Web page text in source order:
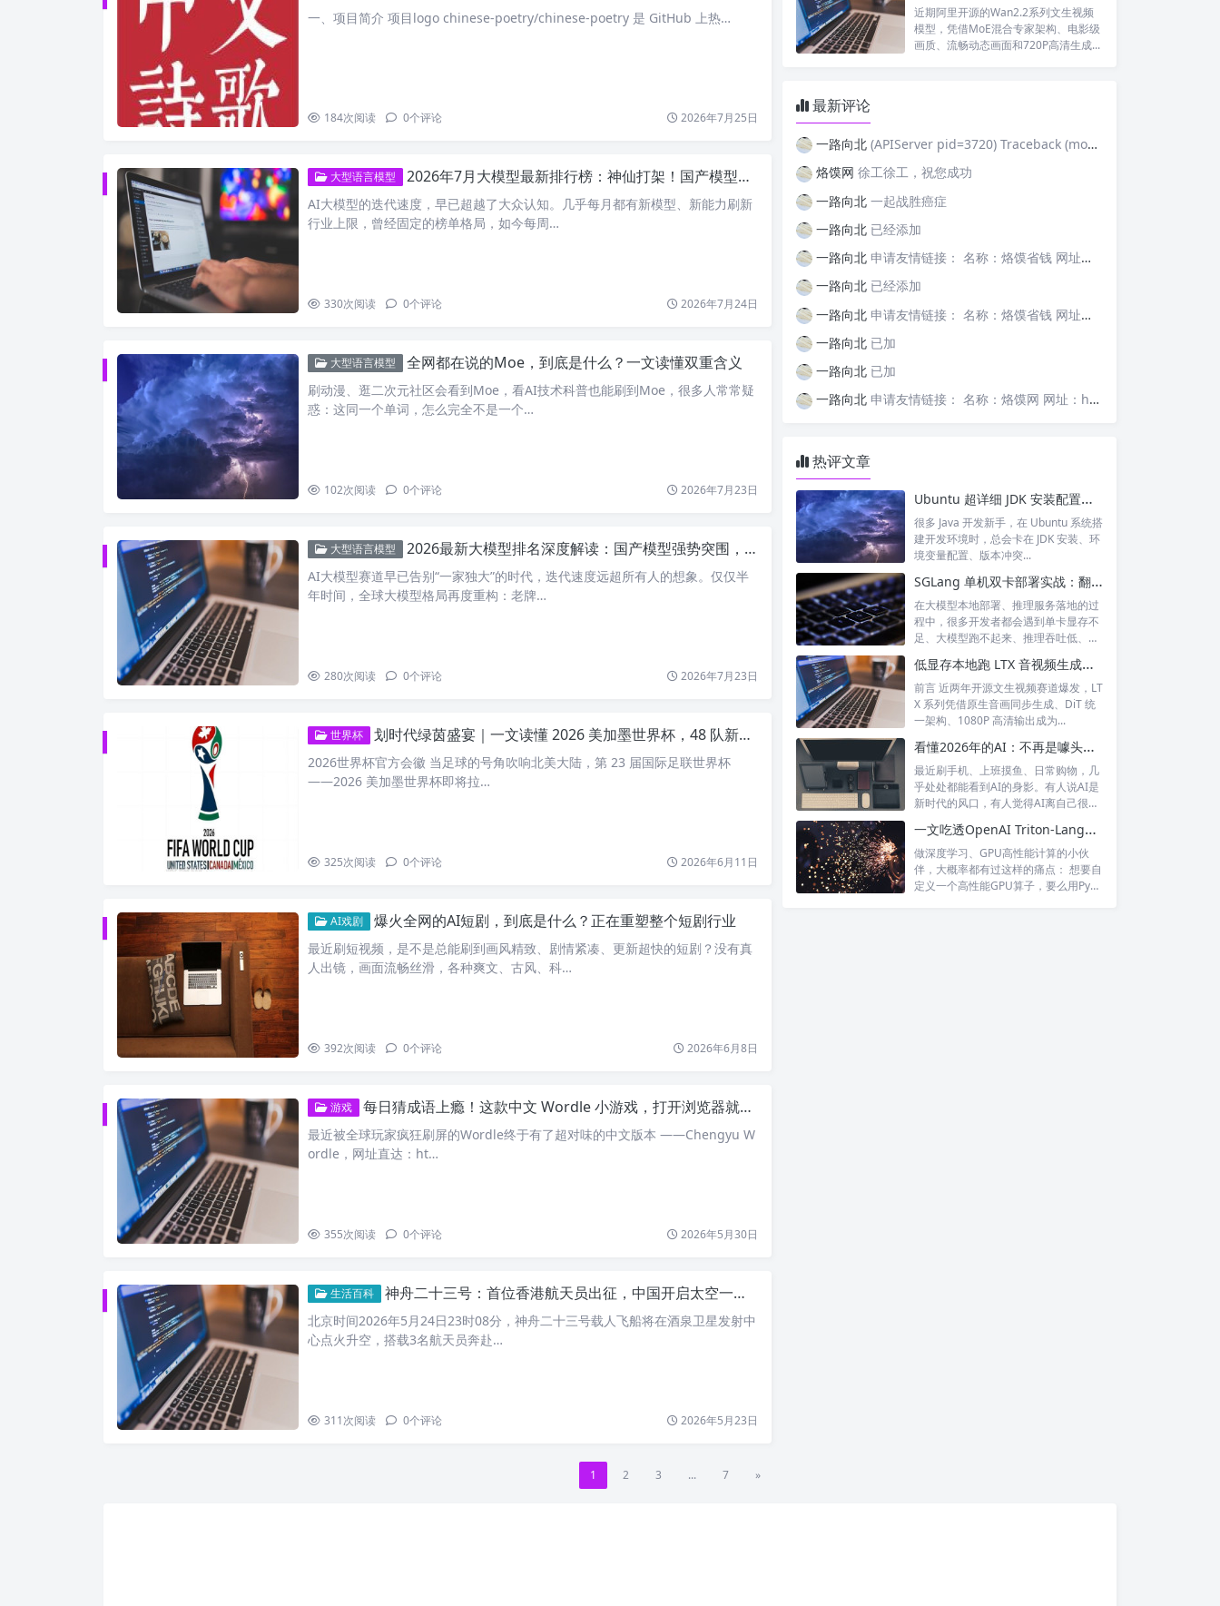
一、项目简介 项目logo chinese-poetry/chinese-poetry 是 GitHub 上热…
184次阅读 0个评论 2026年7月25日
大型语言模型 2026年7月大模型最新排行榜：神仙打架！国产模型正式跻身全球第一梯队
AI大模型的迭代速度，早已超越了大众认知。几乎每月都有新模型、新能力刷新
行业上限，曾经固定的榜单格局，如今每周…
330次阅读 0个评论 2026年7月24日
大型语言模型 全网都在说的Moe，到底是什么？一文读懂双重含义
刷动漫、逛二次元社区会看到Moe，看AI技术科普也能刷到Moe，很多人常常疑
惑：这同一个单词，怎么完全不是一个…
102次阅读 0个评论 2026年7月23日
大型语言模型 2026最新大模型排名深度解读：国产模型强势突围，行业梯队彻底洗牌
AI大模型赛道早已告别“一家独大”的时代，迭代速度远超所有人的想象。仅仅半
年时间，全球大模型格局再度重构：老牌…
280次阅读 0个评论 2026年7月23日
世界杯 划时代绿茵盛宴｜一文读懂 2026 美加墨世界杯，48 队新时代正式开启
2026世界杯官方会徽 当足球的号角吹响北美大陆，第 23 届国际足联世界杯
——2026 美加墨世界杯即将拉…
325次阅读 0个评论 2026年6月11日
AI戏剧 爆火全网的AI短剧，到底是什么？正在重塑整个短剧行业
最近刷短视频，是不是总能刷到画风精致、剧情紧凑、更新超快的短剧？没有真
人出镜，画面流畅丝滑，各种爽文、古风、科…
392次阅读 0个评论 2026年6月8日
游戏 每日猜成语上瘾！这款中文 Wordle 小游戏，打开浏览器就能玩
最近被全球玩家疯狂刷屏的Wordle终于有了超对味的中文版本 ——Chengyu W
ordle，网址直达：ht…
355次阅读 0个评论 2026年5月30日
生活百科 神舟二十三号：首位香港航天员出征，中国开启太空一年期驻留新时代
北京时间2026年5月24日23时08分，神舟二十三号载人飞船将在酒泉卫星发射中
心点火升空，搭载3名航天员奔赴…
311次阅读 0个评论 2026年5月23日
1 2 3 ... 7 »
近期阿里开源的Wan2.2系列文生视频
模型，凭借MoE混合专家架构、电影级
画质、流畅动态画面和720P高清生成...
最新评论
一路向北 (APIServer pid=3720) Traceback (most recent
烙馍网 徐工徐工，祝您成功
一路向北 一起战胜癌症
一路向北 已经添加
一路向北 申请友情链接： 名称：烙馍省钱 网址：https://tb-m.luomor.com/ 已添加文心AIGC
一路向北 已经添加
一路向北 申请友情链接： 名称：烙馍省钱 网址：https://tb-m.luomor.com/ 已添加烙馍网
一路向北 已加
一路向北 已加
一路向北 申请友情链接： 名称：烙馍网 网址：https://www.luomor.com/ 已添加文心AIGC
热评文章
Ubuntu 超详细 JDK 安装配置教程（零基础一键搞定）
很多 Java 开发新手，在 Ubuntu 系统搭
建开发环境时，总会卡在 JDK 安装、环
境变量配置、版本冲突...
SGLang 单机双卡部署实战：翻倍显存、提速大模型推理
在大模型本地部署、推理服务落地的过
程中，很多开发者都会遇到单卡显存不
足、大模型跑不起来、推理吞吐低、延
低显存本地跑 LTX 音视频生成！rockapaper LTX-2.3-Distilled FP8 蒸馏模型全解析
前言 近两年开源文生视频赛道爆发，LT
X 系列凭借原生音画同步生成、DiT 统
一架构、1080P 高清输出成为...
看懂2026年的AI：不再是噱头，而是融入日常的智能伙伴
最近刷手机、上班摸鱼、日常购物，几
乎处处都能看到AI的身影。有人说AI是
新时代的风口，有人觉得AI离自己很
一文吃透OpenAI Triton-Lang：高性能GPU内核极简开发神器
做深度学习、GPU高性能计算的小伙
伴，大概率都有过这样的痛点： 想要自
定义一个高性能GPU算子，要么用PyT